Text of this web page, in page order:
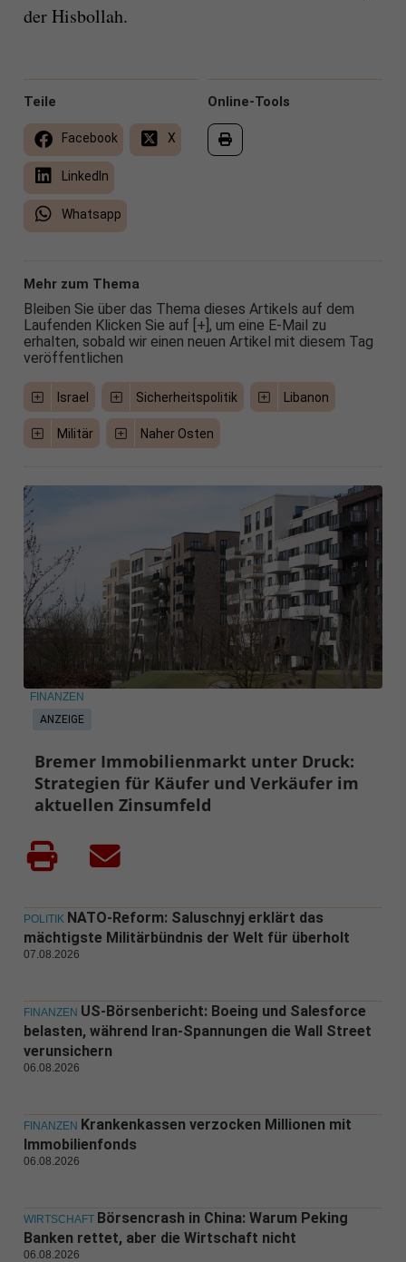
der Hisbollah.
Online-Tools
Teile
Facebook X
LinkedIn
Whatsapp
Mehr zum Thema
Bleiben Sie über das Thema dieses Artikels auf dem
Laufenden Klicken Sie auf [+], um eine E-Mail zu
erhalten, sobald wir einen neuen Artikel mit diesem Tag
veröffentlichen
Israel Sicherheitspolitik Libanon
Militär Naher Osten
ANZEIGE
FINANZEN
Bremer Immobilienmarkt unter Druck:
Strategien für Käufer und Verkäufer im
aktuellen Zinsumfeld
POLITIK NATO-Reform: Saluschnyj erklärt das
mächtigste Militärbündnis der Welt für überholt
07.08.2026
FINANZEN US-Börsenbericht: Boeing und Salesforce
belasten, während Iran-Spannungen die Wall Street
verunsichern
06.08.2026
FINANZEN Krankenkassen verzocken Millionen mit
Immobilienfonds
06.08.2026
WIRTSCHAFT Börsencrash in China: Warum Peking
Banken rettet, aber die Wirtschaft nicht
06.08.2026